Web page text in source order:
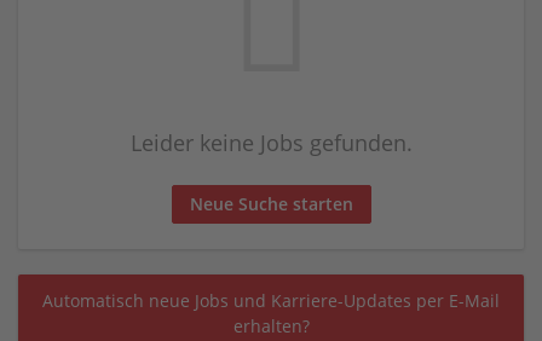
Leider keine Jobs gefunden.
Neue Suche starten
Automatisch neue Jobs und Karriere-Updates per E-Mail
erhalten?